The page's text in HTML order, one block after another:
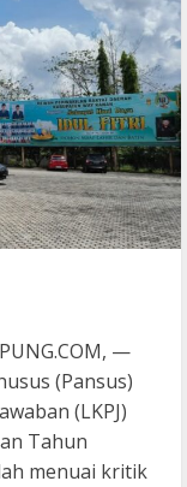
—
(Pansus)
(LKPJ)
Tahun
menuai kritik